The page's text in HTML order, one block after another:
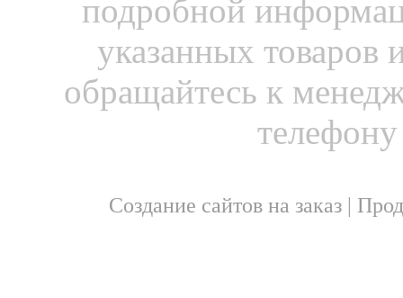
подробной
указанных товаров
обращайтесь к
Создание сайтов на заказ|